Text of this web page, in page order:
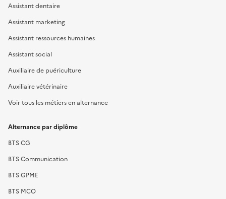
Assistant dentaire
Assistant marketing
Assistant ressources humaines
Assistant social
Auxiliaire de puériculture
Auxiliaire vétérinaire
Voir tous les métiers en alternance
Alternance par diplôme
BTS CG
BTS Communication
BTS GPME
BTS MCO